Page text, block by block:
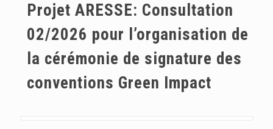
Projet ARESSE: Consultation
02/2026 pour l’organisation de
la cérémonie de signature des
conventions Green Impact